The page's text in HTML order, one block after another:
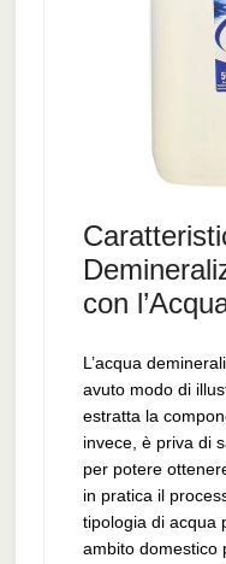
con
L’acqua
avuto modo di
estratta la
invece, è priva di
per potere
in pratica il
tipologia di acqua
ambito domestico